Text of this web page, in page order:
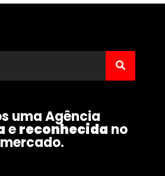
uma Agência
ereconhecida no
mercado.